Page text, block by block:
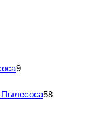
9
Пылесоса58